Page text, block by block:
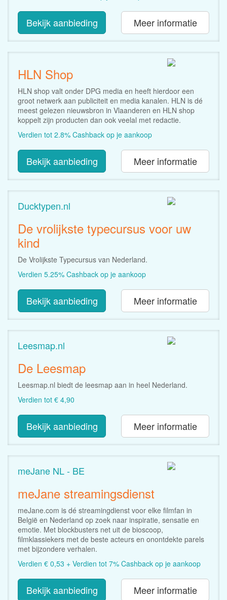
Bekijk aanbieding Meer informatie
HLN Shop
HLN shop valt onder DPG media en heeft hierdoor een
groot netwerk aan publiciteit en media kanalen. HLN is dé
meest gelezen nieuwsbron in Vlaanderen en HLN shop
koppelt zijn producten dan ook veelal met redactie.
Verdien tot 2.8% Cashback op je aankoop
Bekijk aanbieding Meer informatie
Ducktypen.nl
De vrolijkste typecursus voor uw
kind
De Vrolijkste Typecursus van Nederland.
Verdien 5.25% Cashback op je aankoop
Bekijk aanbieding Meer informatie
Leesmap.nl
De Leesmap
Leesmap.nl biedt de leesmap aan in heel Nederland.
Verdien tot € 4,90
Bekijk aanbieding Meer informatie
meJane NL - BE
meJane streamingsdienst
meJane.com is dé streamingdienst voor elke filmfan in
België en Nederland op zoek naar inspiratie, sensatie en
emotie. Met blockbusters net uit de bioscoop,
filmklassiekers met de beste acteurs en onontdekte parels
met bijzondere verhalen.
Verdien € 0,53 + Verdien tot 7% Cashback op je aankoop
Bekijk aanbieding Meer informatie